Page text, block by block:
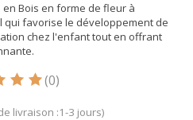
Bois en forme de fleur à
favorise le développement de
chez l'enfant tout en offrant
Ce produit est évalué à
(0)
livraison :1-3 jours)